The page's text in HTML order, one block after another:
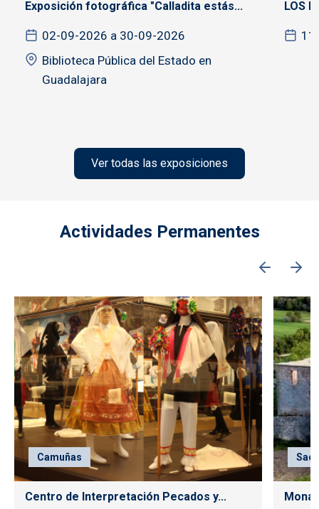
Exposición fotográfica "Calladita estás...
02-09-2026 a 30-09-2026
Biblioteca Pública del Estado en
Guadalajara
LOS
Ver todas las exposiciones
Actividades Permanentes
Camuñas
Centro de Interpretación Pecados y...